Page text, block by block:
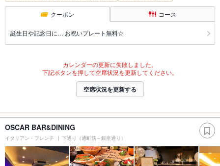
クーポン コース
誕生日や記念日に… お祝いプレート無料☆
カレンダーの更新に失敗しました。
下記ボタンを押して空席状況を更新してください。
空席状況を更新する
OSCAR BAR&DINING
イタリアン・フレンチ 下通り（通町筋～銀座通り）